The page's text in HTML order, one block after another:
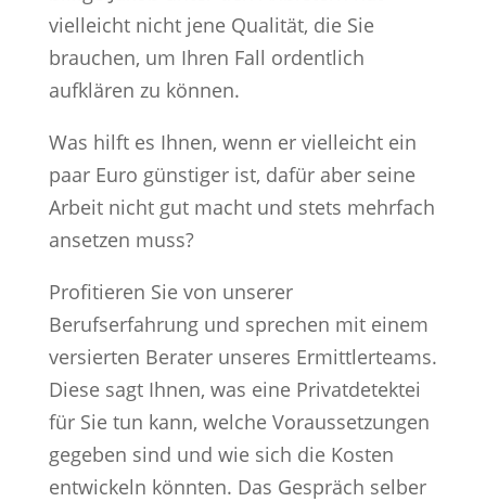
vielleicht nicht jene Qualität, die Sie
brauchen, um Ihren Fall ordentlich
aufklären zu können.
Was hilft es Ihnen, wenn er vielleicht ein
paar Euro günstiger ist, dafür aber seine
Arbeit nicht gut macht und stets mehrfach
ansetzen muss?
Profitieren Sie von unserer
Berufserfahrung und sprechen mit einem
versierten Berater unseres Ermittlerteams.
Diese sagt Ihnen, was eine Privatdetektei
für Sie tun kann, welche Voraussetzungen
gegeben sind und wie sich die Kosten
entwickeln könnten. Das Gespräch selber